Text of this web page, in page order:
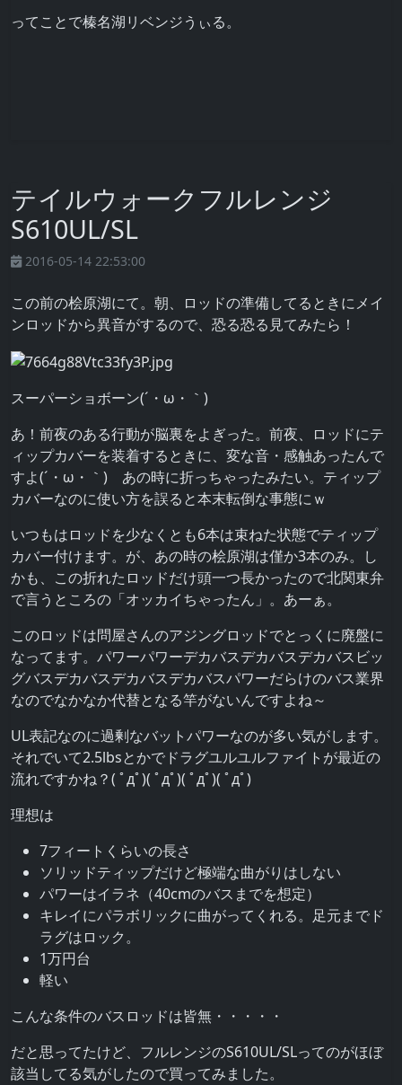
ってことで榛名湖リベンジうぃる。
テイルウォークフルレンジ
S610UL/SL
2016-05-14 22:53:00
この前の桧原湖にて。朝、ロッドの準備してるときにメイ
ンロッドから異音がするので、恐る恐る見てみたら！
スーパーショボーン(´・ω・｀)
あ！前夜のある行動が脳裏をよぎった。前夜、ロッドにテ
ィップカバーを装着するときに、変な音・感触あったんで
すよ(´・ω・｀) あの時に折っちゃったみたい。ティップ
カバーなのに使い方を誤ると本末転倒な事態にｗ
いつもはロッドを少なくとも6本は束ねた状態でティップ
カバー付けます。が、あの時の桧原湖は僅か3本のみ。し
かも、この折れたロッドだけ頭一つ長かったので北関東弁
で言うところの「オッカイちゃったん」。あーぁ。
このロッドは問屋さんのアジングロッドでとっくに廃盤に
なってます。パワーパワーデカバスデカバスデカバスビッ
グバスデカバスデカバスデカバスパワーだらけのバス業界
なのでなかなか代替となる竿がないんですよね～
UL表記なのに過剰なバットパワーなのが多い気がします。
それでいて2.5lbsとかでドラグユルユルファイトが最近の
流れですかね？( ﾟдﾟ)( ﾟдﾟ)( ﾟдﾟ)( ﾟдﾟ)
理想は
7フィートくらいの長さ
ソリッドティップだけど極端な曲がりはしない
パワーはイラネ（40cmのバスまでを想定）
キレイにパラボリックに曲がってくれる。足元までド
ラグはロック。
1万円台
軽い
こんな条件のバスロッドは皆無・・・・・
だと思ってたけど、フルレンジのS610UL/SLってのがほぼ
該当してる気がしたので買ってみました。